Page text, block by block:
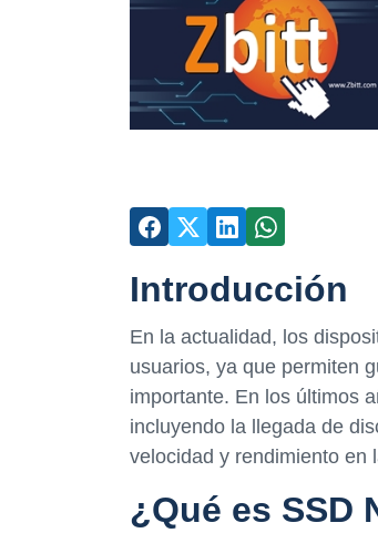
Introducción
En la actualidad, los
usuarios, ya que permiten
importante. En los últimos
incluyendo la llegada de
velocidad y rendimiento en
¿Qué es SSD